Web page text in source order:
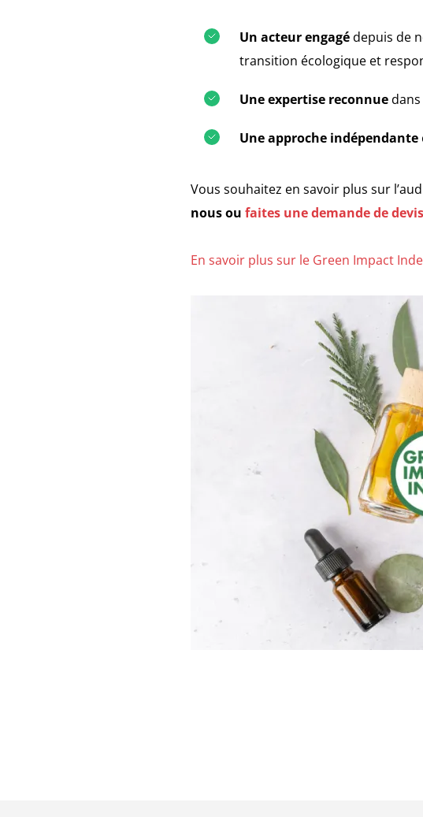
Un acteur engagédepuis de
transition écologique et
Une expertise reconnue
Une approche indépendante
Vous souhaitez en savoir plus sur
nous ou faites une demande de devis
En savoir plus sur le Green Impact